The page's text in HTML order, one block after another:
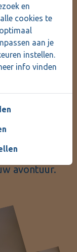
na je
in je nieuwe
avontuur.
en
cookies te
aan je
instellen.
info vinden